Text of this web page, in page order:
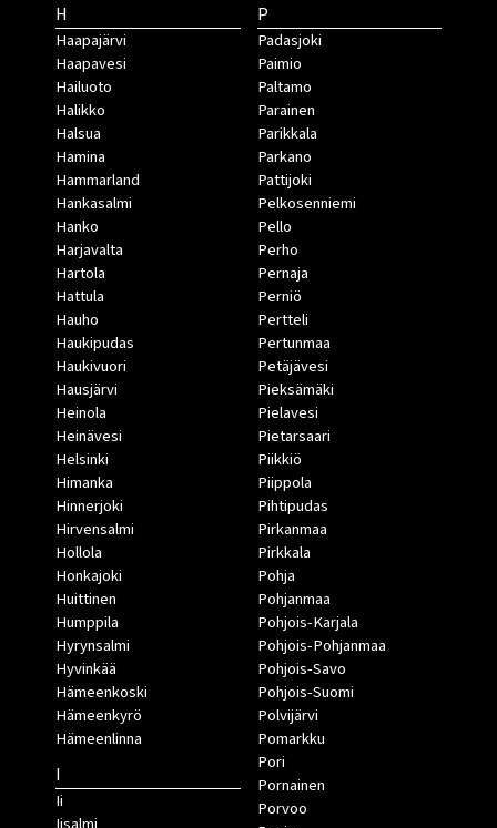
H
Haapajärvi
Haapavesi
Hailuoto
Halikko
Halsua
Hamina
Hammarland
Hankasalmi
Hanko
Harjavalta
Hartola
Hattula
Hauho
Haukipudas
Haukivuori
Hausjärvi
Heinola
Heinävesi
Helsinki
Himanka
Hinnerjoki
Hirvensalmi
Hollola
Honkajoki
Huittinen
Humppila
Hyrynsalmi
Hyvinkää
Hämeenkoski
Hämeenkyrö
Hämeenlinna
I
Ii
P
Padasjoki
Paimio
Paltamo
Parainen
Parikkala
Parkano
Pattijoki
Pelkosenniemi
Pello
Perho
Pernaja
Perniö
Pertteli
Pertunmaa
Petäjävesi
Pieksämäki
Pielavesi
Pietarsaari
Piikkiö
Piippola
Pihtipudas
Pirkanmaa
Pirkkala
Pohja
Pohjanmaa
Pohjois-Karjala
Pohjois-Pohjanmaa
Pohjois-Savo
Pohjois-Suomi
Polvijärvi
Pomarkku
Pori
Pornainen
Porvoo